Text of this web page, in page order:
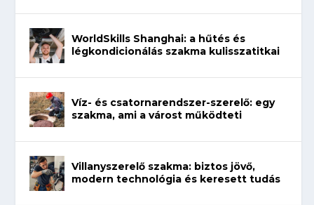
WorldSkills Shanghai: a hűtés és
légkondicionálás szakma kulisszatitkai
Víz- és csatornarendszer-szerelő: egy
szakma, ami a várost működteti
Villanyszerelő szakma: biztos jövő,
modern technológia és keresett tudás